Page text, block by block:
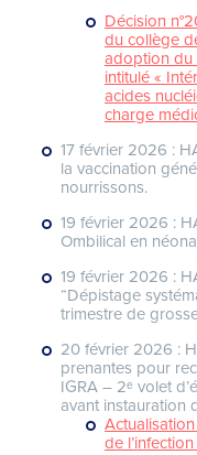
Décision
du collège
adoption du
intitulé «
acides
charge
17 février 2026 :
la vaccination
nourrissons.
19 février 2026 :
Ombilical en
19 février 2026 :
“Dépistage
trimestre de
20 février 2026 :
prenantes pour
IGRA – 2ᵉ volet
avant instauration
de